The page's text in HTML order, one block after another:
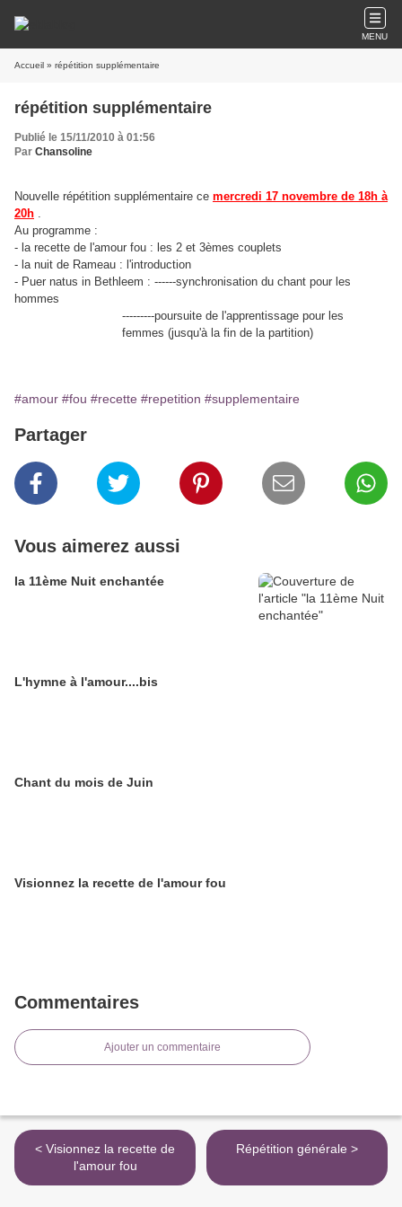
MENU
Accueil » répétition supplémentaire
répétition supplémentaire
Publié le 15/11/2010 à 01:56
Par Chansoline
Nouvelle répétition supplémentaire ce mercredi 17 novembre de 18h à
20h .
Au programme :
- la recette de l'amour fou : les 2 et 3èmes couplets
- la nuit de Rameau : l'introduction
- Puer natus in Bethleem : ------synchronisation du chant pour les
hommes
---------poursuite de l'apprentissage pour les
femmes (jusqu'à la fin de la partition)
#amour #fou #recette #repetition #supplementaire
Partager
Vous aimerez aussi
la 11ème Nuit enchantée
L'hymne à l'amour....bis
Chant du mois de Juin
Visionnez la recette de l'amour fou
Commentaires
Ajouter un commentaire
< Visionnez la recette de
l'amour fou
Répétition générale >